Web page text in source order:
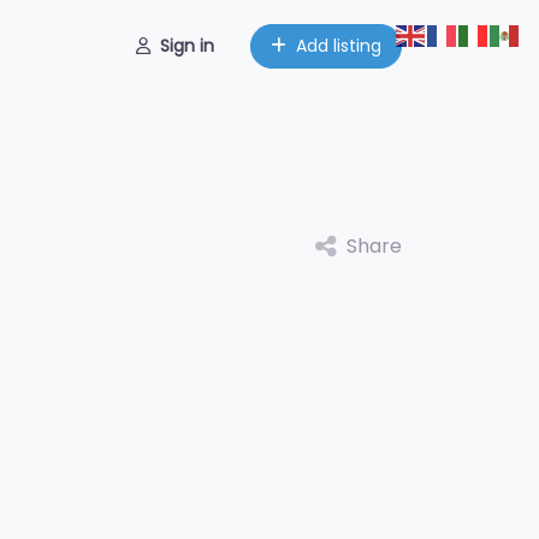
Sign in Add listing
Share